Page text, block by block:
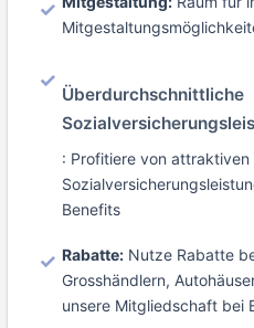
Überdurchschnittliche
: Profitiere von attraktiven
Benefits
Rabatte: Nutze Rabatte
Grosshändlern,
unsere Mitgliedschaft bei